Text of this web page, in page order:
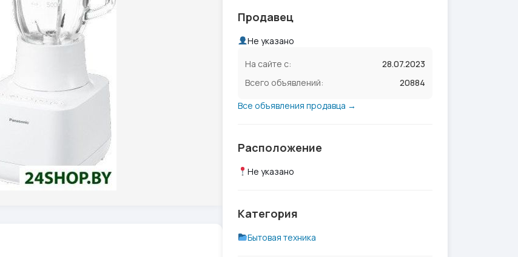
Продавец
Не указано
На сайте с:
28.07.2023
Всего объявлений:
20884
Все объявления продавца →
Расположение
Не указано
Категория
Бытовая техника